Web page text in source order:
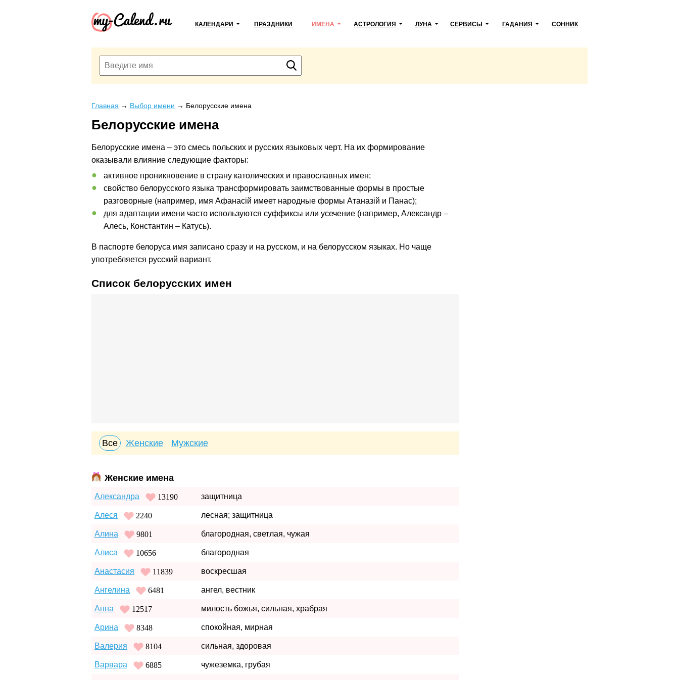
КАЛЕНДАРИ ПРАЗДНИКИ ИМЕНА АСТРОЛОГИЯ ЛУНА СЕРВИСЫ ГАДАНИЯ СОННИК
Главная → Выбор имени → Белорусские имена
Белорусские имена
Белорусские имена – это смесь польских и русских языковых черт. На их формирование
оказывали влияние следующие факторы:
активное проникновение в страну католических и православных имен;
свойство белорусского языка трансформировать заимствованные формы в простые
разговорные (например, имя Афанасiй имеет народные формы Атаназiй и Панас);
для адаптации имени часто используются суффиксы или усечение (например, Александр –
Алесь, Константин – Катусь).
В паспорте белоруса имя записано сразу и на русском, и на белорусском языках. Но чаще
употребляется русский вариант.
Список белорусских имен
Все Женские Мужские
Женские имена
Александра 13190 защитница
Алеся 2240 лесная; защитница
Алина 9801 благородная, светлая, чужая
Алиса 10656 благородная
Анастасия 11839 воскресшая
Ангелина 6481 ангел, вестник
Анна 12517 милость божья, сильная, храбрая
Арина 8348 спокойная, мирная
Валерия 8104 сильная, здоровая
Варвара 6885 чужеземка, грубая